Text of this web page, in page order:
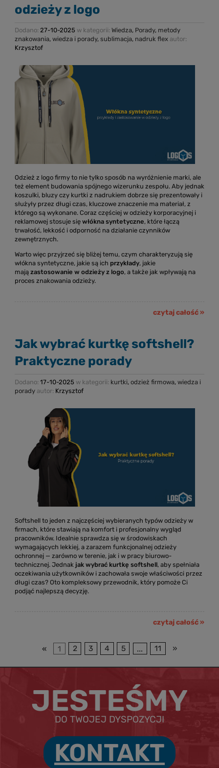
odzieży z logo
Dodano: 27-10-2025 w kategorii: Wiedza, Porady, metody
znakowania, wiedza i porady, sublimacja, nadruk flex autor:
Krzysztof
Odzież z logo firmy to nie tylko sposób na wyróżnienie marki, ale
też element budowania spójnego wizerunku zespołu. Aby jednak
koszulki, bluzy czy kurtki z nadrukiem dobrze się prezentowały i
służyły przez długi czas, kluczowe znaczenie ma materiał, z
którego są wykonane. Coraz częściej w odzieży korporacyjnej i
reklamowej stosuje się włókna syntetyczne, które łączą
trwałość, lekkość i odporność na działanie czynników
zewnętrznych.
Warto więc przyjrzeć się bliżej temu, czym charakteryzują się
włókna syntetyczne, jakie są ich przykłady, jakie
mają zastosowanie w odzieży z logo, a także jak wpływają na
proces znakowania odzieży.
czytaj całość »
Jak wybrać kurtkę softshell?
Praktyczne porady
Dodano: 17-10-2025 w kategorii: kurtki, odzież firmowa, wiedza i
porady autor: Krzysztof
Softshell to jeden z najczęściej wybieranych typów odzieży w
firmach, które stawiają na komfort i profesjonalny wygląd
pracowników. Idealnie sprawdza się w środowiskach
wymagających lekkiej, a zarazem funkcjonalnej odzieży
ochronnej — zarówno w terenie, jak i w pracy biurowo-
technicznej. Jednak jak wybrać kurtkę softshell, aby spełniała
oczekiwania użytkowników i zachowała swoje właściwości przez
długi czas? Oto kompleksowy przewodnik, który pomoże Ci
podjąć najlepszą decyzję.
czytaj całość »
« 1 2 3 4 5 ... 11 »
JESTEŚMY
DO TWOJEJ DYSPOZYCJI
KONTAKT